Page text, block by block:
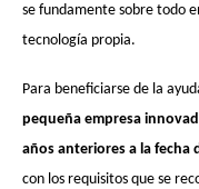
se fundamente sobre todo
tecnología propia.
Para beneficiarse de la
pequeña empresa
años anteriores a la fecha
con los requisitos que se